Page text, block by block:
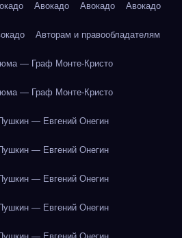
Авокадо Авокадо Авокадо
Авторам и правообладателям
— Граф Монте-Кристо
— Граф Монте-Кристо
— Евгений Онегин
— Евгений Онегин
— Евгений Онегин
— Евгений Онегин